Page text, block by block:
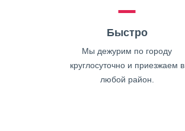
Быстро
Мы дежурим по городу
круглосуточно и приезжаем в
любой район.